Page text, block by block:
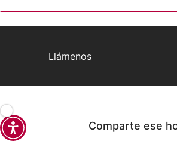
Llámenos
Comparte ese